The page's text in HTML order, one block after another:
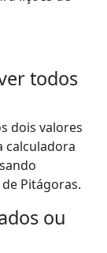
todos
dois valores
calculadora
Pitágoras.
ou